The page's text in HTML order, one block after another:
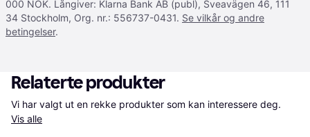
000 NOK. Långiver: Klarna Bank AB (publ), Sveavägen 46, 111
34 Stockholm, Org. nr.: 556737-0431. Se vilkår og andre
betingelser.
Relaterte produkter
Vis alle